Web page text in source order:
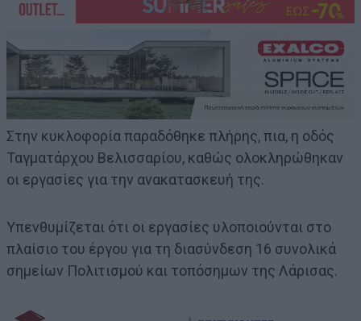
Στην κυκλοφορία παραδόθηκε πλήρης, πια, η οδός
Ταγματάρχου Βελισσαρίου, καθώς ολοκληρώθηκαν
οι εργασίες για την ανακατασκευή της.
Υπενθυμίζεται ότι οι εργασίες υλοποιούνται στο
πλαίσιο του έργου για τη διασύνδεση 16 συνολικά
σημείων Πολιτισμού και τοπόσημων της Λάρισας.